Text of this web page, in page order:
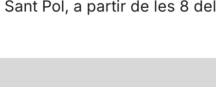
Pol, a partir de les 8 del